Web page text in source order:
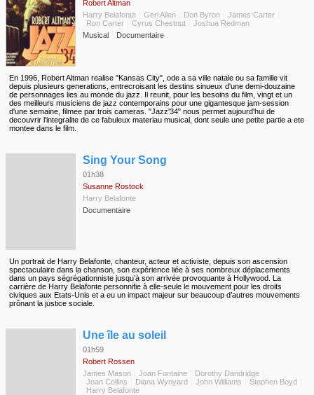
Robert Altman
Harry Belafonte
Geri Allen Don Byron
James Carter
Ron Carter
Cyrus Chestnut
Joshua Redman
Musical
Documentaire
En 1996, Robert Altman realise "Kansas City", ode a sa ville natale ou sa famille vit
depuis plusieurs generations, entrecroisant les destins sinueux d'une demi-douzaine
de personnages lies au monde du jazz. Il reunit, pour les besoins du film, vingt et un
des meilleurs musiciens de jazz contemporains pour une gigantesque jam-session
d'une semaine, filmee par trois cameras. "Jazz'34" nous permet aujourd'hui de
decouvrir l'integralite de ce fabuleux materiau musical, dont seule une petite partie a ete
montee dans le film.
Sing Your Song
01h38
Susanne Rostock
Harry Belafonte
Documentaire
Un portrait de Harry Belafonte, chanteur, acteur et activiste, depuis son ascension
spectaculaire dans la chanson, son expérience liée à ses nombreux déplacements
dans un pays ségrégationniste jusqu’à son arrivée provoquante à Hollywood. La
carrière de Harry Belafonte personnifie à elle-seule le mouvement pour les droits
civiques aux Etats-Unis et a eu un impact majeur sur beaucoup d’autres mouvements
prônant la justice sociale.
Une île au soleil
01h59
Robert Rossen
James Mason
Joan Fontaine
Dorothy Dandridge
Joan Collins
Diana Wynyard John Williams
Stephen Boyd
Harry Belafonte